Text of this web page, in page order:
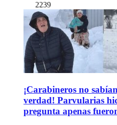
2239
¡Carabineros no
verdad! Parvularias
pregunta apenas